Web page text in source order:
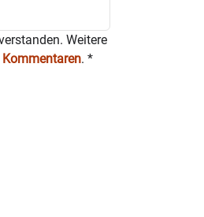
Weitere
. *